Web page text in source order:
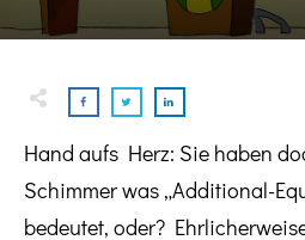
Hand aufs Herz: Sie haben
Schimmer was „Additional-
bedeutet, oder?